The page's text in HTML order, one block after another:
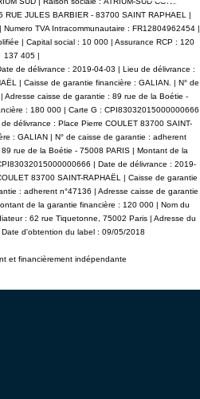
un jardin de 50 m2 environ
: commerces, école, lycée,
7 lots; Provisions de charges
CONSEIL IMMOBILIER Tel
83 19 96 Mail: contact@atriumsud.fr Les
sur les risques auxquels ce
sur le site
RUE JULES BARBIER - 83700 SAINT RAPHAEL |
TVA Intracommunautaire : FR12804962454 |
| Capital social : 10 000 | Assurance RCP : 120
137 405 |
de délivrance : 2019-04-03 | Lieu de délivrance :
| Caisse de garantie financière : GALIAN. | N° de
Adresse caisse de garantie : 89 rue de la Boétie -
: 180 000 | Carte G : CPI83032015000000666
délivrance : Place Pierre COULET 83700 SAINT-
: GALIAN | N° de caisse de garantie : adherent
rue de la Boétie - 75008 PARIS | Montant de la
| Date de délivrance : 2019-
83700 SAINT-RAPHAËL | Caisse de garantie
: adherent n°47136 | Adresse caisse de garantie
de la garantie financière : 120 000 | Nom du
: 62 rue Tiquetonne, 75002 Paris | Adresse du
Date d'obtention du label : 09/05/2018
et financièrement indépendante